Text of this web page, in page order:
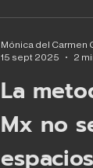
La
Mx no
Mónica del Carmen
15 sept 2025
2